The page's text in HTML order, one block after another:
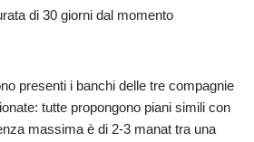
di 30 giorni dal momento
presenti i banchi delle tre compagnie
tutte propongono piani simili con
massima è di 2-3 manat tra una